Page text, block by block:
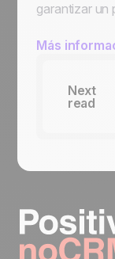
garantizar un
Más
Next
read